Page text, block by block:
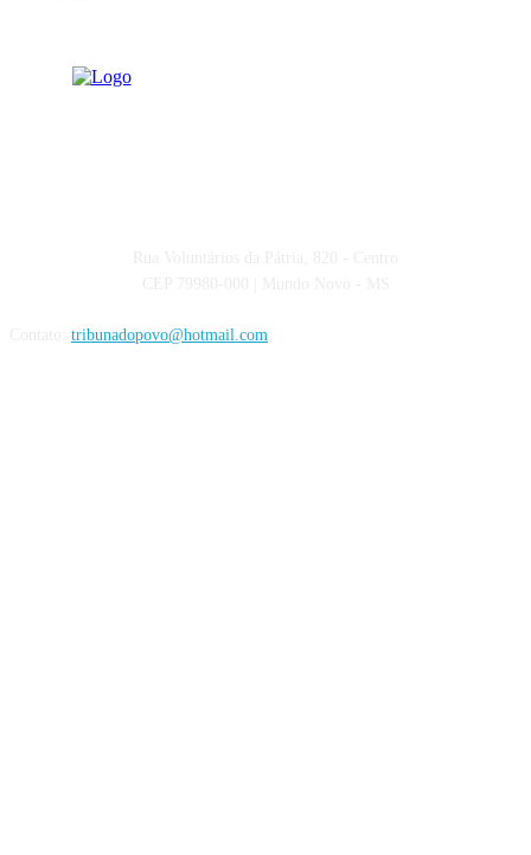
tribunadopovo@hotmail.com